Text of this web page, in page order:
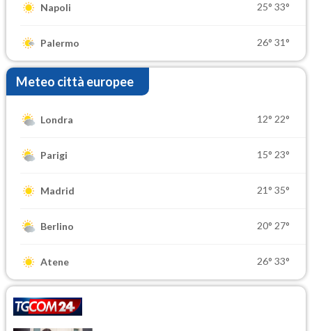
Napoli 25° 33°
Palermo 26° 31°
Meteo città europee
Londra 12° 22°
Parigi 15° 23°
Madrid 21° 35°
Berlino 20° 27°
Atene 26° 33°